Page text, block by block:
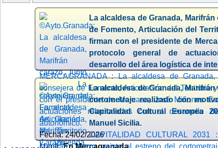
La alcaldesa de Granada,
de Fomento, Articulación del
firman con el presidente de
protocolo general de
desarrollo del área logística de
MERCAGRANADA : La alcaldesa de
consejera de Fomento, Articulación del Territorio
con el presidente de Mercasa, José Miñones
actuaciones relacionadas con el desarrollo
autonómico.
Fecha: 24/02/2026
Lugar:En Mercagranada
La alcaldesa de Granada,
cortometraje realizado con
Capitalidad Cultural Europea
Manuel Sicilia.
CAPITALIDAD CULTURAL
Marifrán Carazo, asiste al estreno del